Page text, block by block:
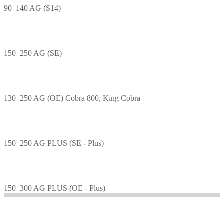
90–140 AG (S14)
150–250 AG (SE)
130–250 AG (OE) Cobra 800, King Cobra
150–250 AG PLUS (SE - Plus)
150–300 AG PLUS (OE - Plus)